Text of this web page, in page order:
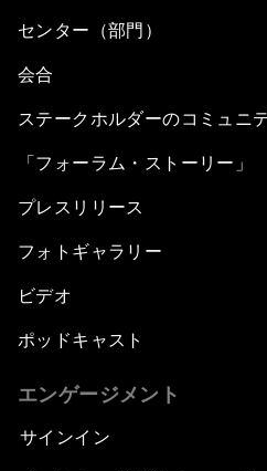
センター（部門）
会合
ステークホルダーのコミュニ
「フォーラム・ストーリー」
プレスリリース
フォトギャラリー
ビデオ
ポッドキャスト
エンゲージメント
サインイン